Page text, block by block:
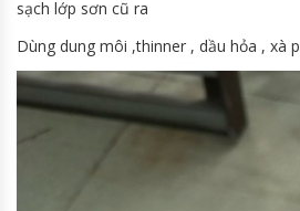
sạch lớp sơn cũ ra
Dùng dung môi ,thinner , dầu hỏa , xà